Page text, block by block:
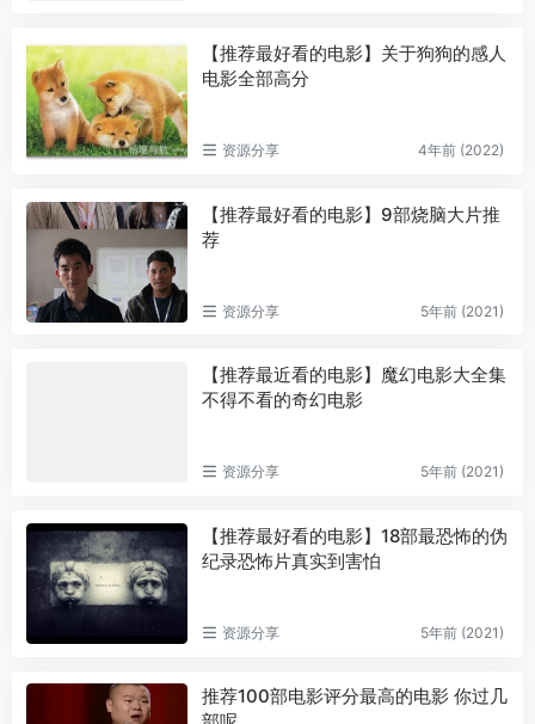
【推荐最好看的电影】关于狗狗的感人
电影全部高分
资源分享 4年前 (2022)
【推荐最好看的电影】9部烧脑大片推
荐
资源分享 5年前 (2021)
【推荐最近看的电影】魔幻电影大全集
不得不看的奇幻电影
资源分享 5年前 (2021)
【推荐最好看的电影】18部最恐怖的伪
纪录恐怖片真实到害怕
资源分享 5年前 (2021)
推荐100部电影评分最高的电影 你过几